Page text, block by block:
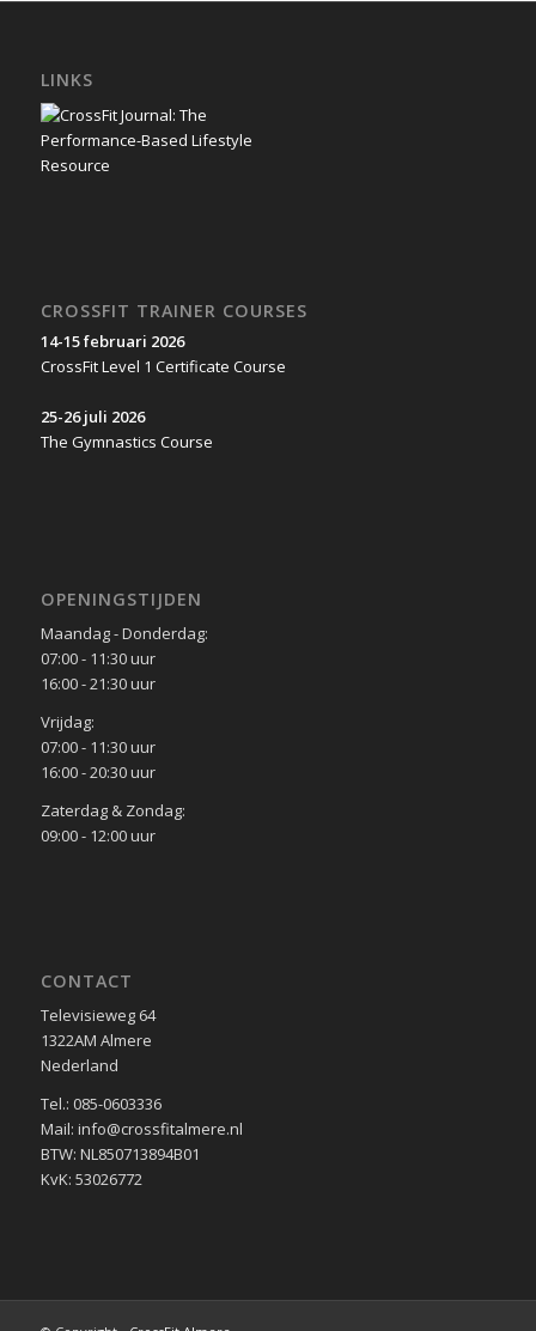
LINKS
CROSSFIT TRAINER COURSES
14-15 februari 2026
CrossFit Level 1 Certificate Course
25-26 juli 2026
The Gymnastics Course
OPENINGSTIJDEN
Maandag - Donderdag:
07:00 - 11:30 uur
16:00 - 21:30 uur
Vrijdag:
07:00 - 11:30 uur
16:00 - 20:30 uur
Zaterdag & Zondag:
09:00 - 12:00 uur
CONTACT
Televisieweg 64
1322AM Almere
Nederland
Tel.: 085-0603336
Mail: info@crossfitalmere.nl
BTW: NL850713894B01
KvK: 53026772